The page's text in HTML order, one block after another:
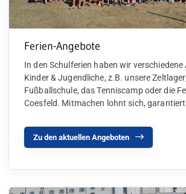
Ferien-Angebote
In den Schulferien haben wir
Kinder & Jugendliche, z.B. unsere
Fußballschule, das Tenniscamp oder die
Coesfeld. Mitmachen lohnt sich,
Zu den aktuellen Angeboten